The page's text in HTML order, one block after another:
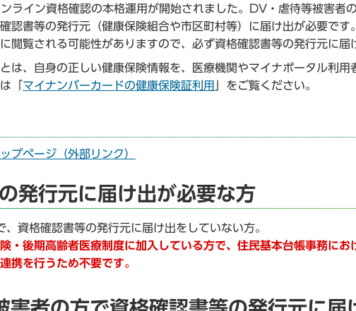
イン資格確認の本格運用が開始されました。DV・虐待等被害者
認書等の発行元（健康保険組合や市区町村等）に届け出が必要です
閲覧される可能性がありますので、必ず資格確認書等の発行元に届
は、自身の正しい健康保険情報を、医療機関やマイナポータル利用
「 マイナンバーカードの健康保険証利用 」をご覧ください。
プページ（外部リンク）
発行元に届け出が必要な方
資格確認書等の発行元に届け出をしていない方。
・後期高齢者医療制度に加入している方で、住民基本台帳事務にお
携を行うため不要です。